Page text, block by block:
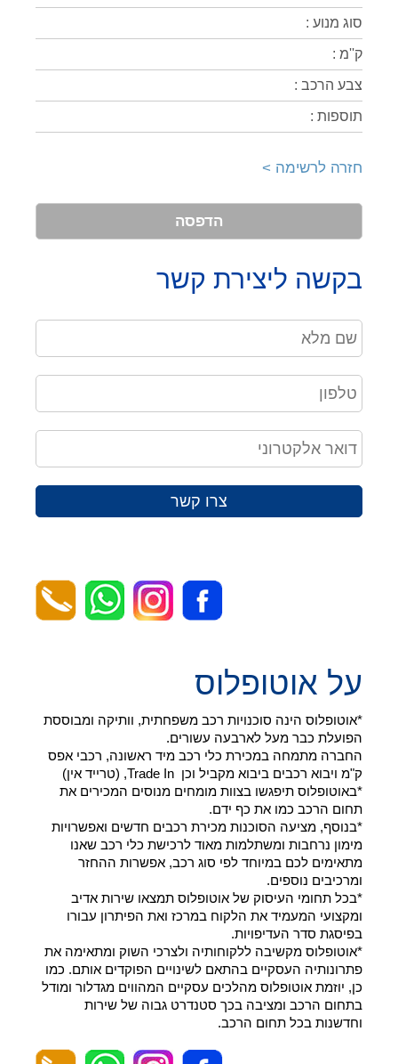
סוג מנוע :
ק''מ :
צבע הרכב :
תוספות :
חזרה לרשימה >
הדפסה
בקשה ליצירת קשר
צרו קשר
על אוטופלוס
*אוטופלוס הינה סוכנויות רכב משפחתית, וותיקה ומבוססת
הפועלת כבר מעל לארבעה עשורים.
החברה מתמחה במכירת כלי רכב מיד ראשונה, רכבי אפס
ק"מ ויבוא רכבים ביבוא מקביל וכן Trade In, (טרייד אין)
*באוטופלוס תיפגשו בצוות מומחים מנוסים המכירים את
תחום הרכב כמו את כף ידם.
*בנוסף, מציעה הסוכנות מכירת רכבים חדשים ואפשרויות
מימון נרחבות ומשתלמות מאוד לרכישת כלי רכב שאנו
מתאימים לכם במיוחד לפי סוג רכב, אפשרות ההחזר
ומרכיבים נוספים.
*בכל תחומי העיסוק של אוטופלוס תמצאו שירות אדיב
ומקצועי המעמיד את הלקוח במרכז ואת הפיתרון עבורו
בפיסגת סדר העדיפויות.
*אוטופלוס מקשיבה ללקוחותיה ולצרכי השוק ומתאימה את
פתרונותיה העסקיים בהתאם לשינויים הפוקדים אותם. כמו
כן, יוזמת אוטופלוס מהלכים עסקיים המהווים מגדלור ומודל
בתחום הרכב ומציבה בכך סטנדרט גבוה של שירות
וחדשנות בכל תחום הרכב.